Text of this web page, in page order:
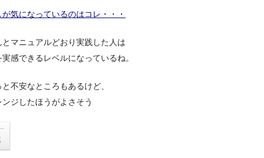
が気になっているのはコレ・・・
とマニュアルどおり実践した人は
感できるレベルになっているね。
と不安なところもあるけど、
ンジしたほうがよさそう